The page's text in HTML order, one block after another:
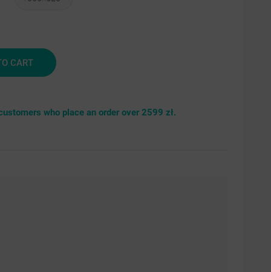
CART
who place an order over 2599 zł.